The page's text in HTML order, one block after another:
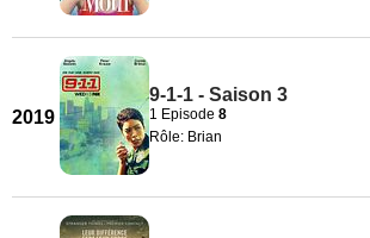
2019
9-1-1 - Saison 3
1 Episode 8
Rôle: Brian